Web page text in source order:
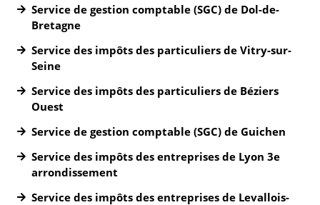
Service de gestion comptable (SGC) de Dol-de-
Bretagne
Service des impôts des particuliers de Vitry-sur-
Seine
Service des impôts des particuliers de Béziers
Ouest
Service de gestion comptable (SGC) de Guichen
Service des impôts des entreprises de Lyon 3e
arrondissement
Service des impôts des entreprises de Levallois-